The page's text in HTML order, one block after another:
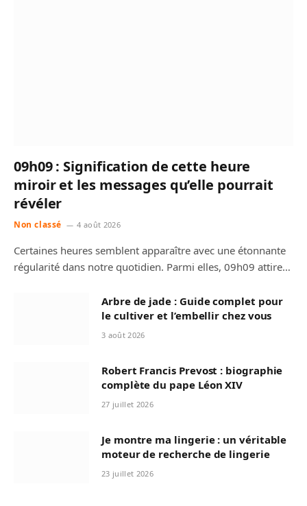
09h09 : Signification de cette heure
miroir et les messages qu’elle pourrait
révéler
Non classé 4 août 2026
Certaines heures semblent apparaître avec une étonnante
régularité dans notre quotidien. Parmi elles, 09h09 attire…
Arbre de jade : Guide complet pour
le cultiver et l’embellir chez vous
3 août 2026
Robert Francis Prevost : biographie
complète du pape Léon XIV
27 juillet 2026
Je montre ma lingerie : un véritable
moteur de recherche de lingerie
23 juillet 2026